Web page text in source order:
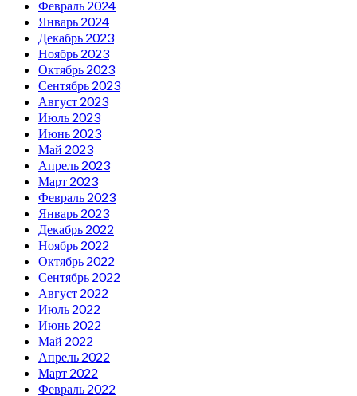
Февраль 2024
Январь 2024
Декабрь 2023
Ноябрь 2023
Октябрь 2023
Сентябрь 2023
Август 2023
Июль 2023
Июнь 2023
Май 2023
Апрель 2023
Март 2023
Февраль 2023
Январь 2023
Декабрь 2022
Ноябрь 2022
Октябрь 2022
Сентябрь 2022
Август 2022
Июль 2022
Июнь 2022
Май 2022
Апрель 2022
Март 2022
Февраль 2022